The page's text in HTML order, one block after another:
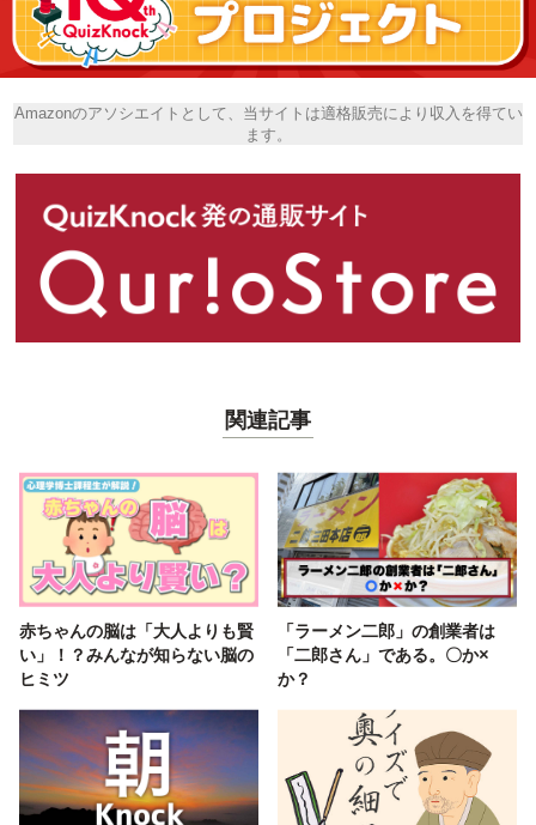
Amazonのアソシエイトとして、当サイトは適格販売により収入を得てい
ます。
関連記事
赤ちゃんの脳は「大人よりも賢
い」！？みんなが知らない脳の
ヒミツ
「ラーメン二郎」の創業者は
「二郎さん」である。〇か×
か？